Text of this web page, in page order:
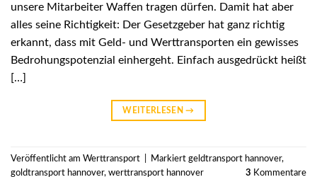
unsere Mitarbeiter Waffen tragen dürfen. Damit hat aber
alles seine Richtigkeit: Der Gesetzgeber hat ganz richtig
erkannt, dass mit Geld- und Werttransporten ein gewisses
Bedrohungspotenzial einhergeht. Einfach ausgedrückt heißt
[…]
WEITERLESEN→
Veröffentlicht am Werttransport Markiert geldtransport hannover,
goldtransport hannover, werttransport hannover 3 Kommentare